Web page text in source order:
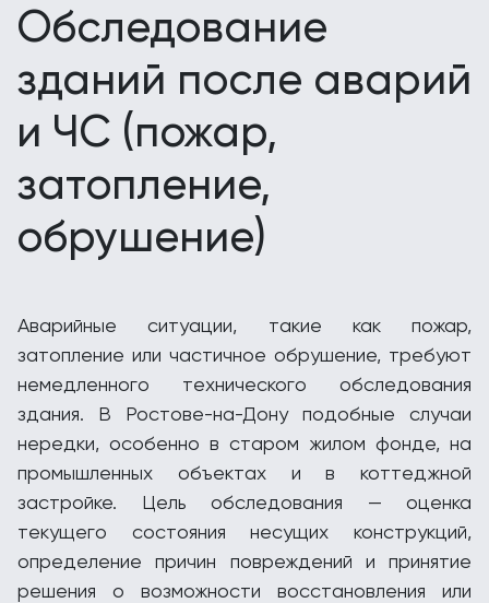
Обследование
зданий после аварий
и ЧС (пожар,
затопление,
обрушение)
Аварийные ситуации, такие как пожар,
затопление или частичное обрушение, требуют
немедленного технического обследования
здания. В Ростове-на-Дону подобные случаи
нередки, особенно в старом жилом фонде, на
промышленных объектах и в коттеджной
застройке. Цель обследования — оценка
текущего состояния несущих конструкций,
определение причин повреждений и принятие
решения о возможности восстановления или